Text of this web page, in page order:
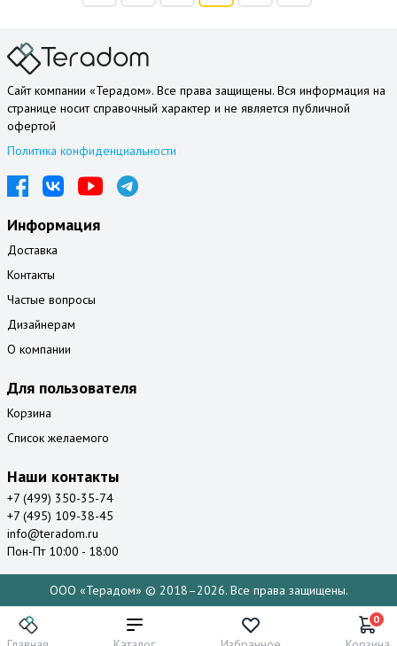
Сайт компании «Терадом». Все права защищены. Вся информация на
странице носит справочный характер и не является публичной
офертой
Политика конфиденциальности
Информация
Доставка
Контакты
Частые вопросы
Дизайнерам
О компании
Для пользователя
Корзина
Список желаемого
Наши контакты
+7 (499) 350-35-74
+7 (495) 109-38-45
info@teradom.ru
Пон-Пт 10:00 - 18:00
ООО «Терадом» © 2018–2026. Все права защищены.
0